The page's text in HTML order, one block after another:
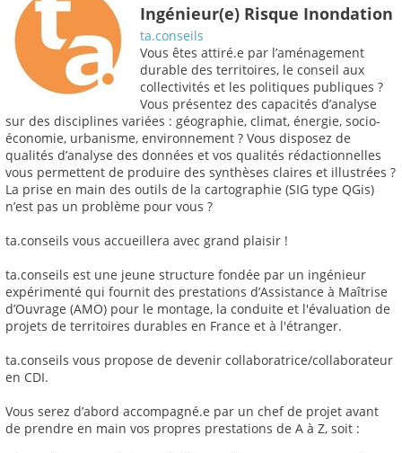
Ingénieur(e) Risque Inondation
ta.conseils
Vous êtes attiré.e par l’aménagement
durable des territoires, le conseil aux
collectivités et les politiques publiques ?
Vous présentez des capacités d’analyse
sur des disciplines variées : géographie, climat, énergie, socio-
économie, urbanisme, environnement ? Vous disposez de
qualités d’analyse des données et vos qualités rédactionnelles
vous permettent de produire des synthèses claires et illustrées ?
La prise en main des outils de la cartographie (SIG type QGis)
n’est pas un problème pour vous ?
ta.conseils vous accueillera avec grand plaisir !
ta.conseils est une jeune structure fondée par un ingénieur
expérimenté qui fournit des prestations d’Assistance à Maîtrise
d’Ouvrage (AMO) pour le montage, la conduite et l'évaluation de
projets de territoires durables en France et à l'étranger.
ta.conseils vous propose de devenir collaboratrice/collaborateur
en CDI.
Vous serez d’abord accompagné.e par un chef de projet avant
de prendre en main vos propres prestations de A à Z, soit :